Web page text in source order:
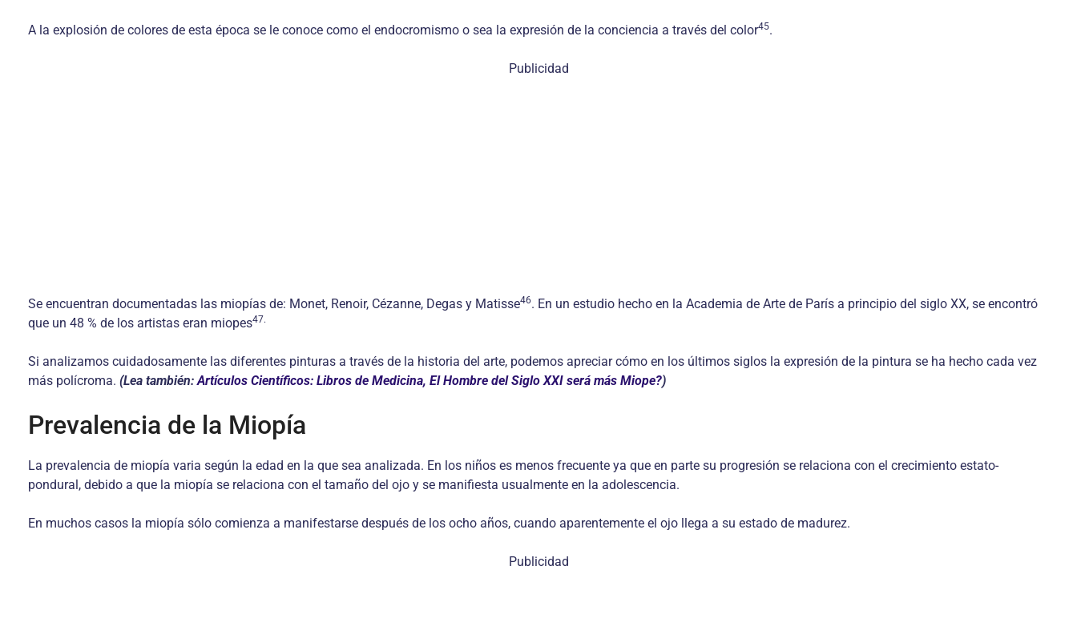
A la explosión de colores de esta época se le conoce como el endocromismo o sea la expresión de la conciencia a través del color45.
Publicidad
Se encuentran documentadas las miopías de: Monet, Renoir, Cézanne, Degas y Matisse46. En un estudio hecho en la Academia de Arte de París a principio del siglo XX, se encontró
que un 48 % de los artistas eran miopes47.
Si analizamos cuidadosamente las diferentes pinturas a través de la historia del arte, podemos apreciar cómo en los últimos siglos la expresión de la pintura se ha hecho cada vez
más polícroma. (Lea también:Artículos Científicos: Libros de Medicina, El Hombre del Siglo XXI será más Miope?)
Prevalencia de la Miopía
La prevalencia de miopía varia según la edad en la que sea analizada. En los niños es menos frecuente ya que en parte su progresión se relaciona con el crecimiento estato-
pondural, debido a que la miopía se relaciona con el tamaño del ojo y se manifiesta usualmente en la adolescencia.
En muchos casos la miopía sólo comienza a manifestarse después de los ocho años, cuando aparentemente el ojo llega a su estado de madurez.
Publicidad